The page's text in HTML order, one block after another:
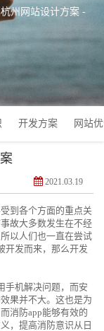
州网站设计方案 -
开发方案 网站
2021.03.19
到各个方面的重点关
故大多数发生在不经
以人们也一直在尝试
开发而来，那么开发
机解决问题，而安
果并不大。这也是为
消防app能够有效的
，提高消防意识从日